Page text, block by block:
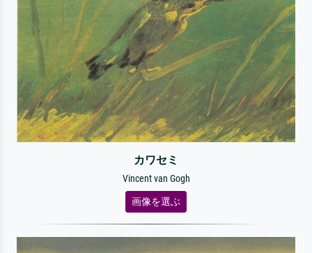
カワセミ
Vincent van Gogh
画像を選ぶ